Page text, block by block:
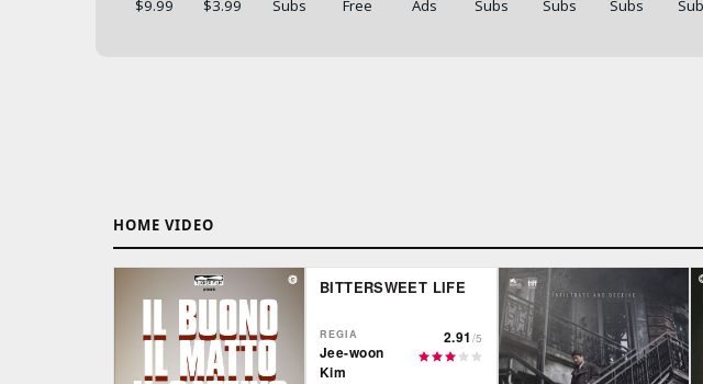
HOME VIDEO
BITTERSWEET LIFE
REGIA
Jee-woon
Kim
2.91 /5